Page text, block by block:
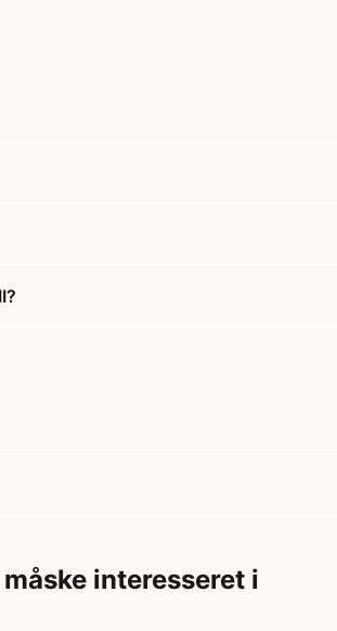
måske interesseret i